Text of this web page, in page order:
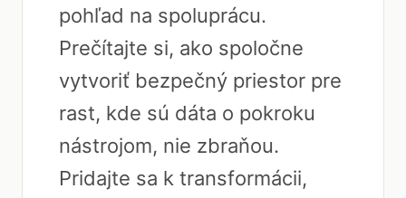
pohľad na spoluprácu.
Prečítajte si, ako spoločne
vytvoriť bezpečný priestor pre
rast, kde sú dáta o pokroku
nástrojom, nie zbraňou.
Pridajte sa k transformácii,